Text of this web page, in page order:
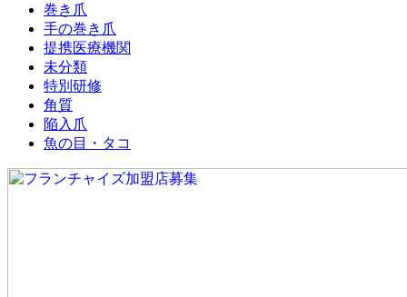
巻き爪
手の巻き爪
提携医療機関
未分類
特別研修
角質
陥入爪
魚の目・タコ